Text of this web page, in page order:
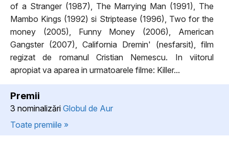
of a Stranger (1987), The Marrying Man (1991), The
Mambo Kings (1992) si Striptease (1996), Two for the
money (2005), Funny Money (2006), American
Gangster (2007), California Dremin' (nesfarsit), film
regizat de romanul Cristian Nemescu. In viitorul
apropiat va aparea in urmatoarele filme: Killer...
Premii
3 nominalizări Globul de Aur
Toate premiile »